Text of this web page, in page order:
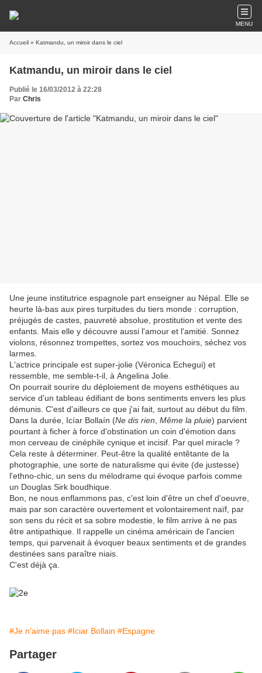
MENU
Accueil » Katmandu, un miroir dans le ciel
Katmandu, un miroir dans le ciel
Publié le 16/03/2012 à 22:28
Par Chris
Une jeune institutrice espagnole part enseigner au Népal. Elle se
heurte là-bas aux pires turpitudes du tiers monde : corruption,
préjugés de castes, pauvreté absolue, prostitution et vente des
enfants. Mais elle y découvre aussi l'amour et l'amitié. Sonnez
violons, résonnez trompettes, sortez vos mouchoirs, séchez vos
larmes.
L'actrice principale est super-jolie (Véronica Echegui) et
ressemble, me semble-t-il, à Angelina Jolie.
On pourrait sourire du déploiement de moyens esthétiques au
service d'un tableau édifiant de bons sentiments envers les plus
démunis. C'est d'ailleurs ce que j'ai fait, surtout au début du film.
Dans la durée, Icíar Bollaín (Ne dis rien Même la pluie) parvient
pourtant à ficher à force d'obstination un coin d'émotion dans
mon cerveau de cinéphile cynique et incisif. Par quel miracle ?
Cela reste à déterminer. Peut-être la qualité entêtante de la
photographie, une sorte de naturalisme qui évite (de justesse)
l'ethno-chic, un sens du mélodrame qui évoque parfois comme
un Douglas Sirk boudhique.
Bon, ne nous enflammons pas, c'est loin d'être un chef d'oeuvre,
mais par son caractère ouvertement et volontairement naïf, par
son sens du récit et sa sobre modestie, le film arrive à ne pas
être antipathique. Il rappelle un cinéma américain de l'ancien
temps, qui parvenait à évoquer beaux sentiments et de grandes
destinées sans paraître niais.
C'est déjà ça.
#Je n'aime pas #Iciar Bollain #Espagne
Partager